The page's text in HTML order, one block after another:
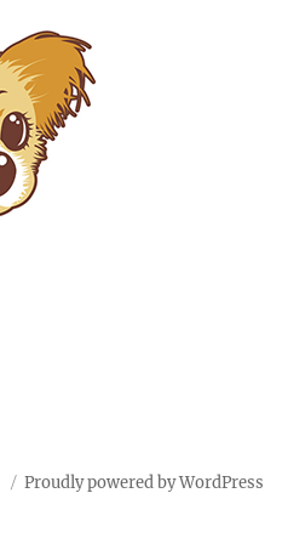
Proudly powered by WordPress